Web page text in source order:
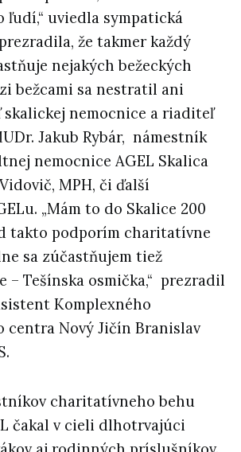
uviedla sympatická
že takmer každý
nejakých bežeckých
bežcami sa nestratil ani
nemocnice a riaditeľ
Jakub Rybár, námestník
nemocnice AGEL Skalica
MPH, či ďalší
„Mám to do Skalice 200
takto podporím charitatívne
sa zúčastňujem tiež
– Tešínska osmička,“ prezradil
Komplexného
centra Nový Jičín Branislav
charitatívneho behu
čakal v cieli dlhotrvajúci